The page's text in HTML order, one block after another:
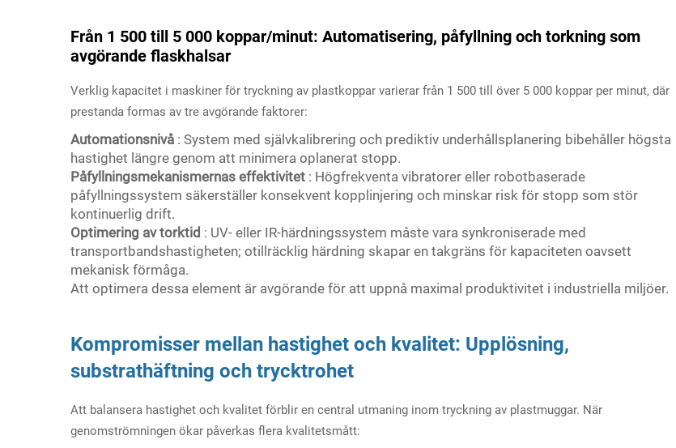
Från 1 500 till 5 000 koppar/minut: Automatisering, påfyllning och torkning som
avgörande flaskhalsar
Verklig kapacitet i maskiner för tryckning av plastkoppar varierar från 1 500 till över 5 000 koppar per minut, där
prestanda formas av tre avgörande faktorer:
Automationsnivå : System med självkalibrering och prediktiv underhållsplanering bibehåller högsta
hastighet längre genom att minimera oplanerat stopp.
Påfyllningsmekanismernas effektivitet : Högfrekventa vibratorer eller robotbaserade
påfyllningssystem säkerställer konsekvent kopplinjering och minskar risk för stopp som stör
kontinuerlig drift.
Optimering av torktid : UV- eller IR-härdningssystem måste vara synkroniserade med
transportbandshastigheten; otillräcklig härdning skapar en takgräns för kapaciteten oavsett
mekanisk förmåga.
Att optimera dessa element är avgörande för att uppnå maximal produktivitet i industriella miljöer.
Kompromisser mellan hastighet och kvalitet: Upplösning,
substrathäftning och trycktrohet
Att balansera hastighet och kvalitet förblir en central utmaning inom tryckning av plastmuggar. När
genomströmningen ökar påverkas flera kvalitetsmått: